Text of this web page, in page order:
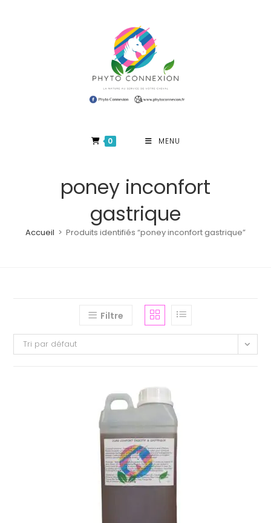
0 MENU
poney inconfort
gastrique
Accueil > Produits identifiés “poney inconfort gastrique”
Filtre
Tri par défaut